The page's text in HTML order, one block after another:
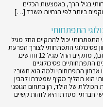
בגיל הרך, באמצעות הכלים
ביותר לפי הנחיות משרד […]
התפתחותי
התפתחותי יכול להתקיים החל מגיל
פסיכולוגי התפתחותי לצורך הפרעת
תקשורת (אוטיזם), מתקיים החל מגיל 12 חודשים.
התפתחותיים פסיכולוגיים
אבחון התפתחותי ולמה הוא חשוב?
הוא תהליך מקיף שמטרתו להבין
של הילד, הן בתחום הגופני
חברתי. מטרתו היא לזהות קשיים